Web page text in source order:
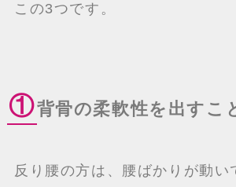
この3つです。
①背骨の柔軟性を出すこ
反り腰の方は、腰ばかりが動い